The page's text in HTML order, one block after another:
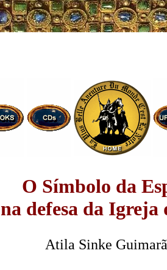
O Símbolo da
na defesa da Igreja
Atila Sinke